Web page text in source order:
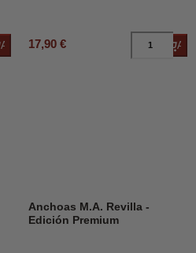
Añadir al carrito
17,90 €
Anchoas M.A. Revilla -
Edición Premium